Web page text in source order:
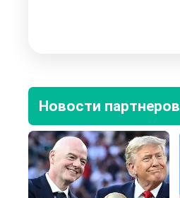
Новости партнеров